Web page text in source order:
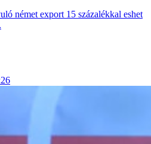
német export 15 százalékkal eshet